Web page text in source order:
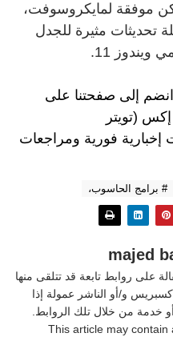
بداية عام 2026 لم تكن موفقة لمايكروسوفت،
عام 2025 بسلسلة تحديثات مثيرة للجدل
11.
إلى صفحتنا على
(تويتر
فورية ومراجعات
# برامج الحاسوب،
على روابط تابعة قد تتلقى منها
و/أو الناشر عمولة إذا
خدمة من خلال تلك الروابط.
This article may contain